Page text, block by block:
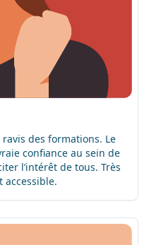
des formations. Le
confiance au sein de
l’intérêt de tous. Très
accessible.